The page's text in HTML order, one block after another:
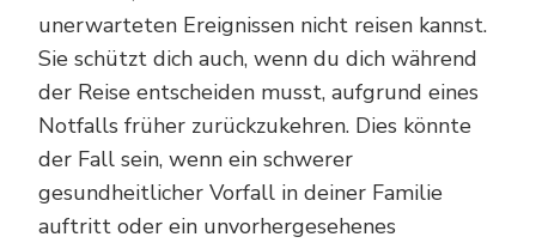
unerwarteten Ereignissen nicht reisen kannst.
Sie schützt dich auch, wenn du dich während
der Reise entscheiden musst, aufgrund eines
Notfalls früher zurückzukehren. Dies könnte
der Fall sein, wenn ein schwerer
gesundheitlicher Vorfall in deiner Familie
auftritt oder ein unvorhergesehenes